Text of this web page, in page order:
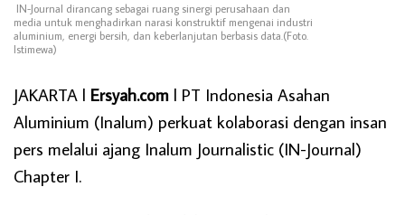
IN-Journal dirancang sebagai ruang sinergi perusahaan dan
media untuk menghadirkan narasi konstruktif mengenai industri
aluminium, energi bersih, dan keberlanjutan berbasis data.(Foto.
Istimewa)
JAKARTA l Ersyah.com l PT Indonesia Asahan
Aluminium (Inalum) perkuat kolaborasi dengan insan
pers melalui ajang Inalum Journalistic (IN-Journal)
Chapter I.